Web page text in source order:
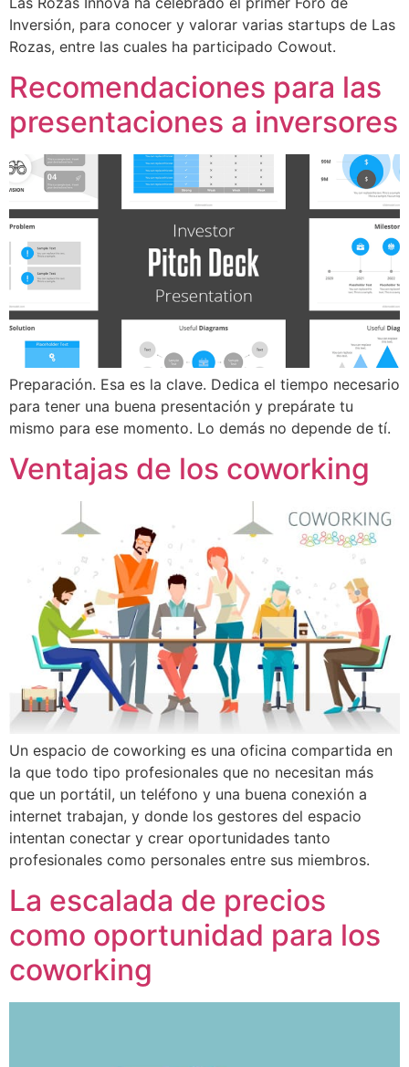
Inversión, para conocer y valorar varias startups de Las
Rozas, entre las cuales ha participado Cowout.
Recomendaciones para las
presentaciones a inversores
Preparación. Esa es la clave. Dedica el tiempo necesario
para tener una buena presentación y prepárate tu
mismo para ese momento. Lo demás no depende de tí.
Ventajas de los coworking
Un espacio de coworking es una oficina compartida en
la que todo tipo profesionales que no necesitan más
que un portátil, un teléfono y una buena conexión a
internet trabajan, y donde los gestores del espacio
intentan conectar y crear oportunidades tanto
profesionales como personales entre sus miembros.
La escalada de precios
como oportunidad para los
coworking